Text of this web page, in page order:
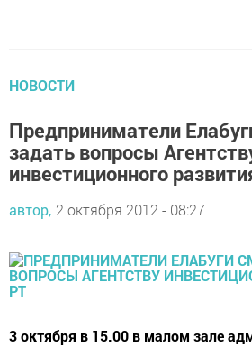
НОВОСТИ
Предприниматели
задать вопросы
инвестиционного
автор, 2 октября 2012 - 08:27
3 октября в 15.00 в малом зале